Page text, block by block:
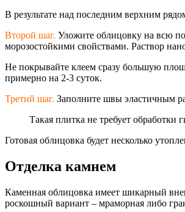
В результате над последним верхним
Второй шаг. Уложите облицовку на всю
морозостойкими свойствами. Раствор
Не покрывайте клеем сразу большую
примерно на 2-3 суток.
Третий шаг. Заполните швы эластичным
Такая плитка не требует обработки
Готовая облицовка будет несколько
Отделка камнем
Каменная облицовка имеет шикарный
роскошный вариант – мраморная либо